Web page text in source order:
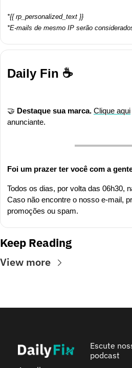
*{{ rp_personalized_text }}
*E-mails de mesmo IP serão
Daily Fin ☕
🤝 Destaque sua marca. Clique aqui
anunciante.
Foi um prazer ter você com a
Todos os dias, por volta das 06h30,
Caso não encontre o nosso e-mail,
promoções ou spam.
Keep Reading
View more
Escute
podcast